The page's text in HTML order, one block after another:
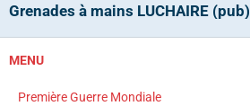
Grenades à mains LUCHAIRE (pub)
MENU
Première Guerre Mondiale